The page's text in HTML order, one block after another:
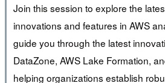
Join this session to explore the
innovations and features in AWS
guide you through the latest
DataZone, AWS Lake Formation,
helping organizations establish